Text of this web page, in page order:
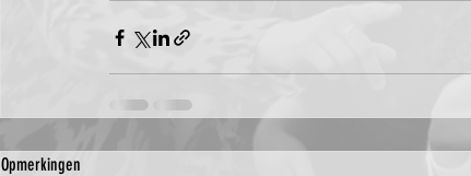
Opmerkingen